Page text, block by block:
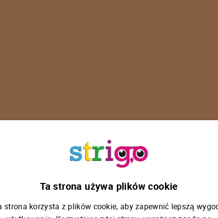
Ups!
Ta strona używa plików cookie
strona korzysta z plików cookie, aby zapewnić lepszą